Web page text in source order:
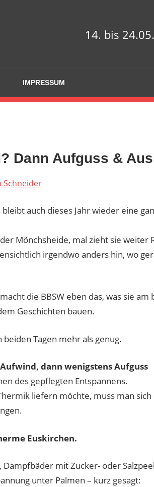
14. bis
IMPRESSUM
Dann Aufguss &
Schneider
auch dieses Jahr wieder eine
Mönchsheide, mal zieht sie weiter
irgendwo anders hin, wo
die BBSW eben das, was sie am
Geschichten bauen.
Tagen mehr als genug.
dann wenigstens Aufguss
des gepflegten Entspannens.
liefern möchte, muss man sich
Euskirchen.
mit Zucker- oder
unter Palmen – kurz gesagt: